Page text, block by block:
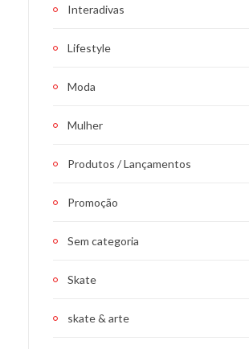
Interadivas
Lifestyle
Moda
Mulher
Produtos / Lançamentos
Promoção
Sem categoria
Skate
skate & arte